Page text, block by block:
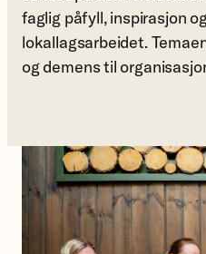
faglig påfyll, inspirasjon
lokallagsarbeidet.
og demens til
Foto: Kristin Svorte